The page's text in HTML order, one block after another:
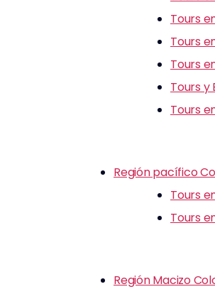
Tours
Tours
Tours
Tours y
Tours
Región pacífico
Tours
Tours
Región Macizo